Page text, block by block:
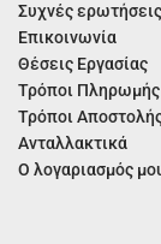
Συχνές
Επικοινωνία
Θέσεις Εργασίας
Τρόποι Πληρωμής
Τρόποι
Ανταλλακτικά
Ο λογαριασμός